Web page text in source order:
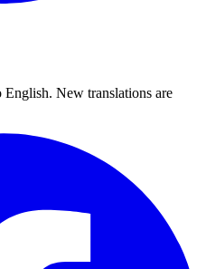
New translations are